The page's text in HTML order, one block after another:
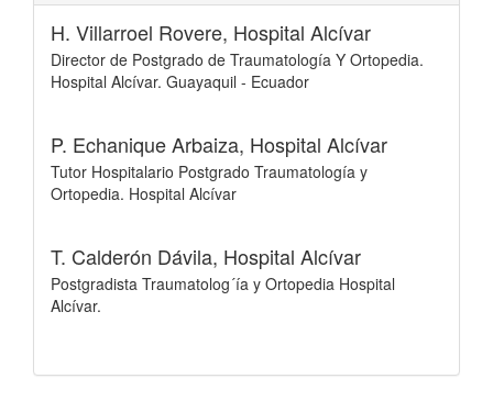
H. Villarroel Rovere, Hospital Alcívar
Director de Postgrado de Traumatología Y Ortopedia.
Hospital Alcívar. Guayaquil - Ecuador
P. Echanique Arbaiza, Hospital Alcívar
Tutor Hospitalario Postgrado Traumatología y
Ortopedia. Hospital Alcívar
T. Calderón Dávila, Hospital Alcívar
Postgradista Traumatolog´ía y Ortopedia Hospital
Alcívar.